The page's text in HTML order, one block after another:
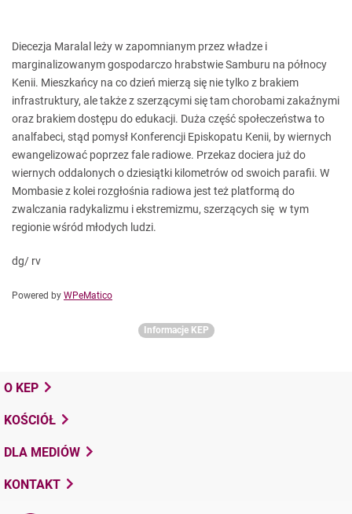
Diecezja Maralal leży w zapomnianym przez władze i
marginalizowanym gospodarczo hrabstwie Samburu na północy
Kenii. Mieszkańcy na co dzień mierzą się nie tylko z brakiem
infrastruktury, ale także z szerzącymi się tam chorobami zakaźnymi
oraz brakiem dostępu do edukacji. Duża część społeczeństwa to
analfabeci, stąd pomysł Konferencji Episkopatu Kenii, by wiernych
ewangelizować poprzez fale radiowe. Przekaz dociera już do
wiernych oddalonych o dziesiątki kilometrów od swoich parafii. W
Mombasie z kolei rozgłośnia radiowa jest też platformą do
zwalczania radykalizmu i ekstremizmu, szerzących się w tym
regionie wśród młodych ludzi.
dg/ rv
Powered by WPeMatico
Informacje KEP
O KEP
KOŚCIÓŁ
DLA MEDIÓW
KONTAKT